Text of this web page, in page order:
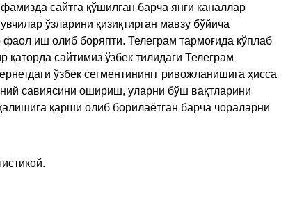
сайтга қўшилган барча янги каналлар
ўзларини қизиқтирган мавзу бўйича
иш олиб боряпти. Телеграм тармоғида кўплаб
сайтимиз ўзбек тилидаги Телеграм
ўзбек сегментинингг ривожланишига ҳисса
савиясини ошириш, уларни бўш вақтларини
қарши олиб борилаётган барча чораларни